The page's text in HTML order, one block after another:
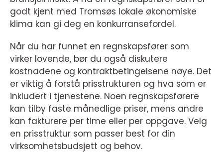
godt kjent med Tromsøs lokale økonomiske
klima kan gi deg en konkurransefordel.
Når du har funnet en regnskapsfører som
virker lovende, bør du også diskutere
kostnadene og kontraktbetingelsene nøye. Det
er viktig å forstå prisstrukturen og hva som er
inkludert i tjenestene. Noen regnskapsførere
kan tilby faste månedlige priser, mens andre
kan fakturere per time eller per oppgave. Velg
en prisstruktur som passer best for din
virksomhetsbudsjett og behov.